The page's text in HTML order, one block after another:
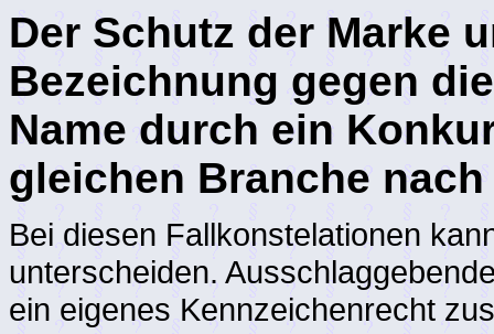
Der Schutz der Marke
Bezeichnung gegen
Name durch ein
gleichen Branche nach
Bei diesen Fallkonstelationen
unterscheiden.
ein eigenes Kennzeichenrecht